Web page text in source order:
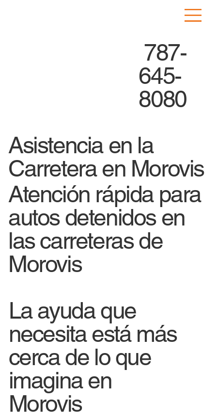
787-
645-
8080
Asistencia en la
Carretera en Morovis
Atención rápida para
autos detenidos en
las carreteras de
Morovis
La ayuda que
necesita está más
cerca de lo que
imagina en
Morovis